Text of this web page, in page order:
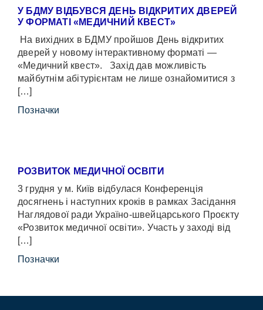
У БДМУ ВІДБУВСЯ ДЕНЬ ВІДКРИТИХ ДВЕРЕЙ
У ФОРМАТІ «МЕДИЧНИЙ КВЕСТ»
На вихідних в БДМУ пройшов День відкритих
дверей у новому інтерактивному форматі —
«Медичний квест». Захід дав можливість
майбутнім абітурієнтам не лише ознайомитися з
[…]
Позначки
РОЗВИТОК МЕДИЧНОЇ ОСВІТИ
3 грудня у м. Київ відбулася Конференція
досягнень і наступних кроків в рамках Засідання
Наглядової ради Україно-швейцарського Проєкту
«Розвиток медичної освіти». Участь у заході від
[…]
Позначки